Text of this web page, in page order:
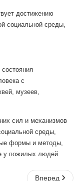
достижению
социальной среды,
с
музеев,
сил и механизмов
среды,
формы и методы,
у пожилых людей.
Вперед